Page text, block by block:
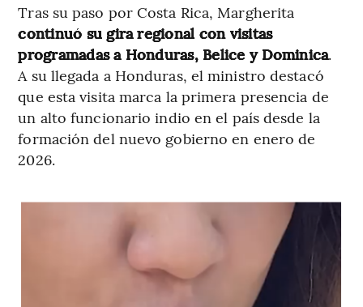
Tras su paso por Costa Rica, Margherita
continuó su gira regional con visitas
programadas a Honduras, Belice y Dominica.
A su llegada a Honduras, el ministro destacó
que esta visita marca la primera presencia de
un alto funcionario indio en el país desde la
formación del nuevo gobierno en enero de
2026.